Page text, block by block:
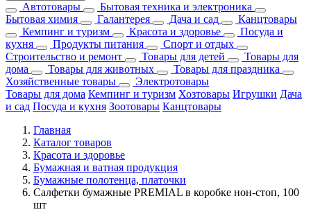
Автотовары
Бытовая техника и электроника
Бытовая химия
Галантерея Дача и сад
Канцтовары
Кемпинг и туризм
Красота и здоровье
Посуда и
кухня
Продукты питания
Спорт и отдых
Строительство и ремонт
Товары для детей
Товары для
дома
Товары для животных
Товары для праздника
Хозяйственные товары
Электротовары
Товары для дома Кемпинг и туризм Хозтовары Игрушки Дача
и сад Посуда и кухня Зоотовары Канцтовары
Главная
Каталог товаров
Красота и здоровье
Бумажная и ватная продукция
Бумажные полотенца, платочки
Салфетки бумажные PREMIAL в коробке нон-стоп, 100
шт